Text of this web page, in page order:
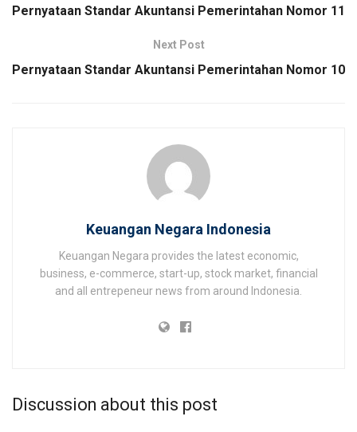
Pernyataan Standar Akuntansi Pemerintahan Nomor 11
Next Post
Pernyataan Standar Akuntansi Pemerintahan Nomor 10
Keuangan Negara Indonesia
Keuangan Negara provides the latest economic,
business, e-commerce, start-up, stock market, financial
and all entrepeneur news from around Indonesia.
Discussion about this post